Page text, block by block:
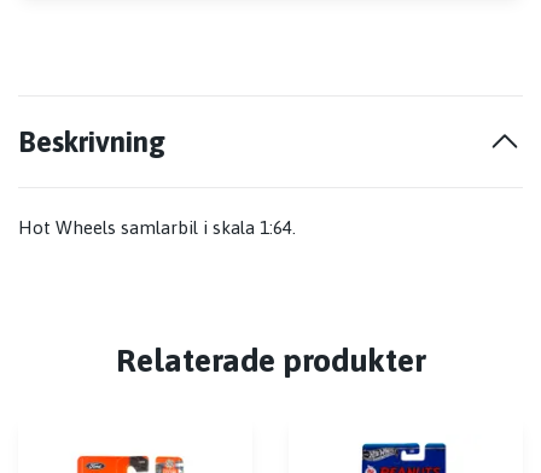
Beskrivning
Hot Wheels samlarbil i skala 1:64.
Relaterade produkter